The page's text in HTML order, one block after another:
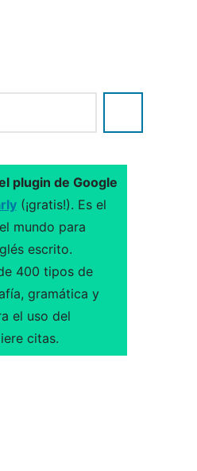
plugin de Google
(¡gratis!). Es el
mundo para
escrito.
400 tipos de
gramática y
el uso del
citas.